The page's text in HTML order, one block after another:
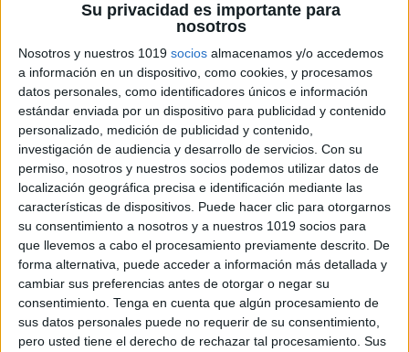
Su privacidad es importante para
nosotros
Nosotros y nuestros 1019 socios almacenamos y/o accedemos
a información en un dispositivo, como cookies, y procesamos
datos personales, como identificadores únicos e información
estándar enviada por un dispositivo para publicidad y contenido
personalizado, medición de publicidad y contenido,
investigación de audiencia y desarrollo de servicios. Con su
permiso, nosotros y nuestros socios podemos utilizar datos de
localización geográfica precisa e identificación mediante las
características de dispositivos. Puede hacer clic para otorgarnos
su consentimiento a nosotros y a nuestros 1019 socios para
que llevemos a cabo el procesamiento previamente descrito. De
forma alternativa, puede acceder a información más detallada y
cambiar sus preferencias antes de otorgar o negar su
consentimiento. Tenga en cuenta que algún procesamiento de
sus datos personales puede no requerir de su consentimiento,
pero usted tiene el derecho de rechazar tal procesamiento. Sus
ÚNETE A NUESTRO GRUPO EXCLUSIVO DE
WHATSAPP